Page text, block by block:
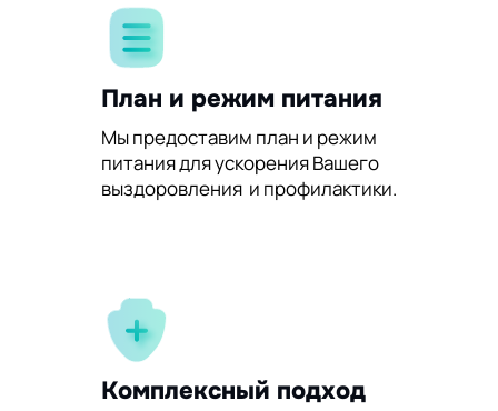
План и режим питания
Мы предоставим план и режим
питания для ускорения Вашего
выздоровления и профилактики.
Комплексный подход